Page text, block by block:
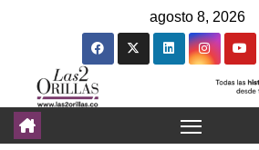
agosto 8, 2026